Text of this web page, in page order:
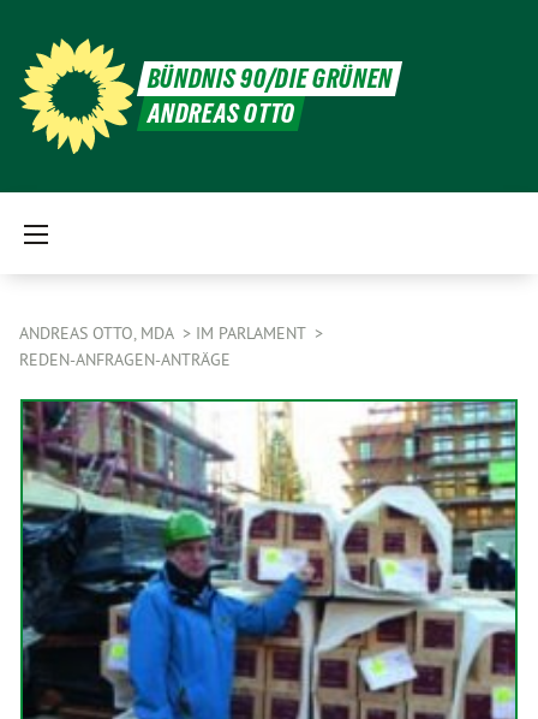
BÜNDNIS 90/DIE GRÜNEN
ANDREAS OTTO
ANDREAS OTTO, MDA
IM PARLAMENT
REDEN-ANFRAGEN-ANTRÄGE